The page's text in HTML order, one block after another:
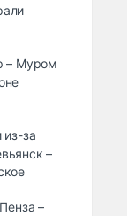
– Муром
из-за
–
–